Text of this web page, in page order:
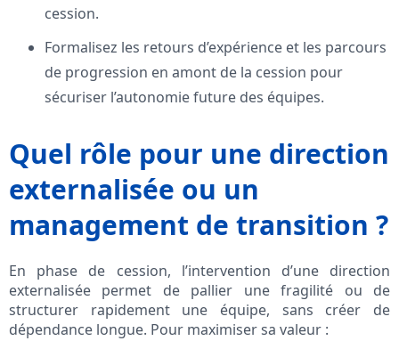
cession.
Formalisez les retours d’expérience et les parcours
de progression en amont de la cession pour
sécuriser l’autonomie future des équipes.
Quel rôle pour une direction
externalisée ou un
management de transition ?
En phase de cession, l’intervention d’une direction
externalisée permet de pallier une fragilité ou de
structurer rapidement une équipe, sans créer de
dépendance longue. Pour maximiser sa valeur :